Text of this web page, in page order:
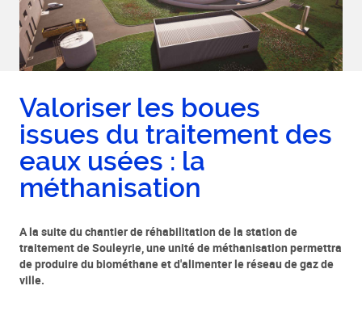
Valoriser les boues
issues du traitement des
eaux usées : la
méthanisation
A la suite du chantier de réhabilitation de la station de
traitement de Souleyrie, une unité de méthanisation permettra
de produire du biométhane et d'alimenter le réseau de gaz de
ville.